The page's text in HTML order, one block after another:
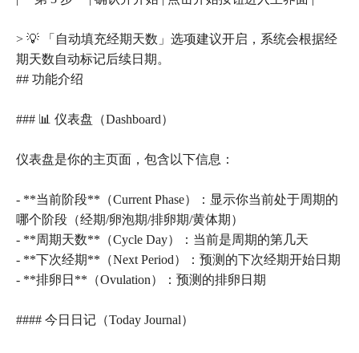
> 💡 「自动填充经期天数」选项建议开启，系统会根据经
期天数自动标记后续日期。
## 功能介绍
### 📊 仪表盘（Dashboard）
仪表盘是你的主页面，包含以下信息：
- **当前阶段**（Current Phase）：显示你当前处于周期的
哪个阶段（经期/卵泡期/排卵期/黄体期）
- **周期天数**（Cycle Day）：当前是周期的第几天
- **下次经期**（Next Period）：预测的下次经期开始日期
- **排卵日**（Ovulation）：预测的排卵日期
#### 今日日记（Today Journal）